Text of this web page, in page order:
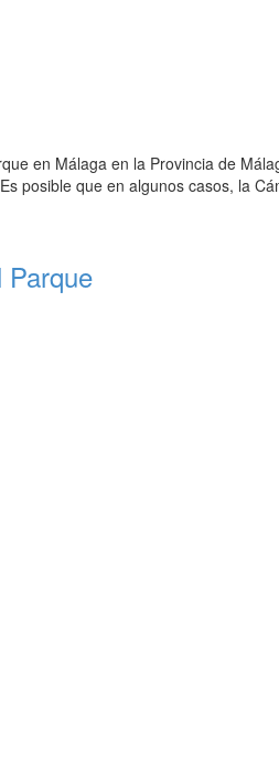
en Málaga en la Provincia de
posible que en algunos casos, la
Parque